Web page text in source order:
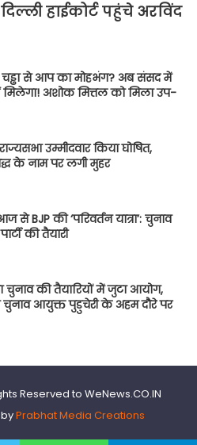
हाईकोर्ट पहुंचे अरविंद
चड्ढा से आप का मोहभंग? अब संसद में
मिलेगा! अशोक मित्तल को मिला उप-
उम्मीदवार किया घोषित,
के नाम पर लगी मुहर
से BJP की ‘परिवर्तन यात्रा’: चुनाव
की तैयारी
चुनाव की तैयारियों में जुटा आयोग,
आयुक्त पुडुचेरी के अहम दौरे पर
Reserved to WeNews.CO.IN
Prabhat Media Creations